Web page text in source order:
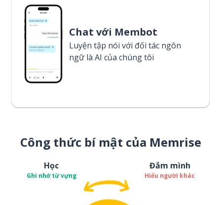
Chat với Membot
Luyện tập nói với đối tác ngôn
ngữ là AI của chúng tôi
Công thức bí mật của Memrise
Học
Ghi nhớ từ vựng
Đắm mình
Hiểu người khác